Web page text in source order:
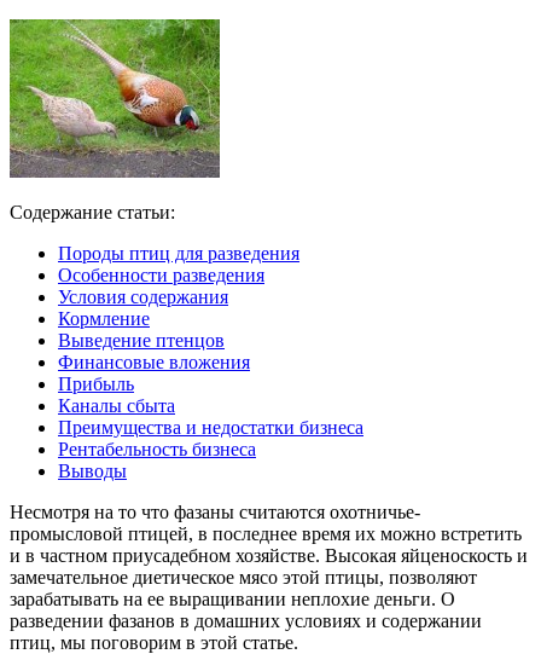
Содержание статьи:
Породы птиц для разведения
Особенности разведения
Условия содержания
Кормление
Выведение птенцов
Финансовые вложения
Прибыль
Каналы сбыта
Преимущества и недостатки бизнеса
Рентабельность бизнеса
Выводы
Несмотря на то что фазаны считаются охотничье-
промысловой птицей, в последнее время их можно встретить
и в частном приусадебном хозяйстве. Высокая яйценоскость и
замечательное диетическое мясо этой птицы, позволяют
зарабатывать на ее выращивании неплохие деньги. О
разведении фазанов в домашних условиях и содержании
птиц, мы поговорим в этой статье.